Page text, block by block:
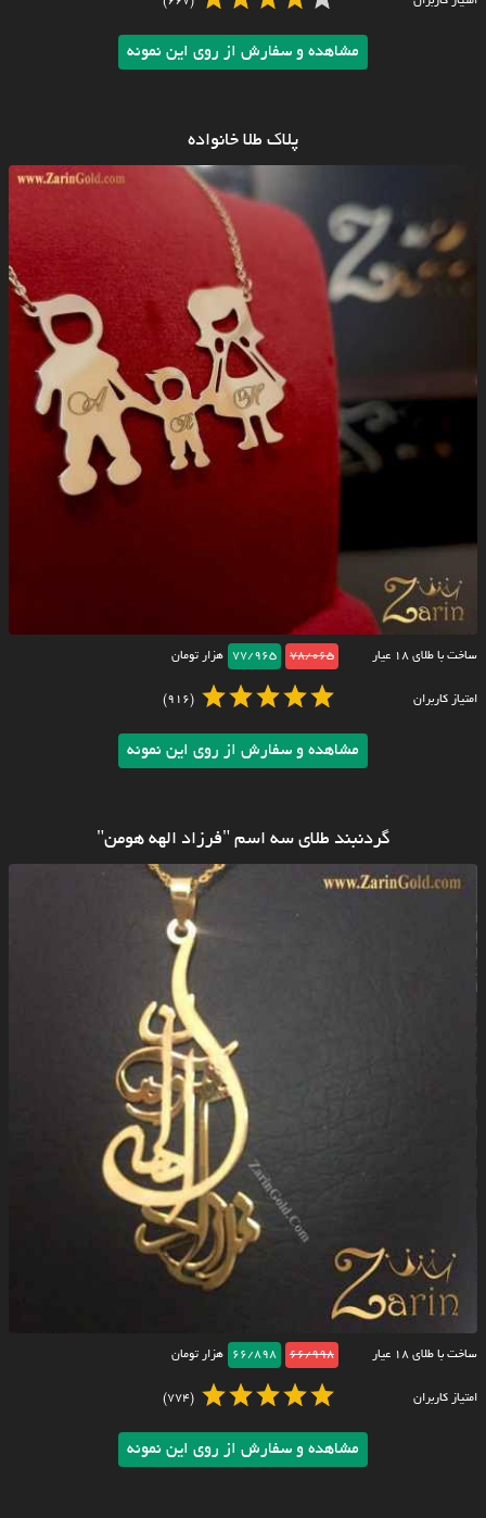
مشاهده و سفارش از روی این نمونه
پلاک طلا خانواده
ساخت با طلای ۱۸ عیار 78/065
77/965 هزار تومان
امتیاز کاربران (916)
مشاهده و سفارش از روی این نمونه
گردنبند طلای سه اسم "فرزاد الهه هومن"
ساخت با طلای ۱۸ عیار 66/998
66/898 هزار تومان
امتیاز کاربران (774)
مشاهده و سفارش از روی این نمونه